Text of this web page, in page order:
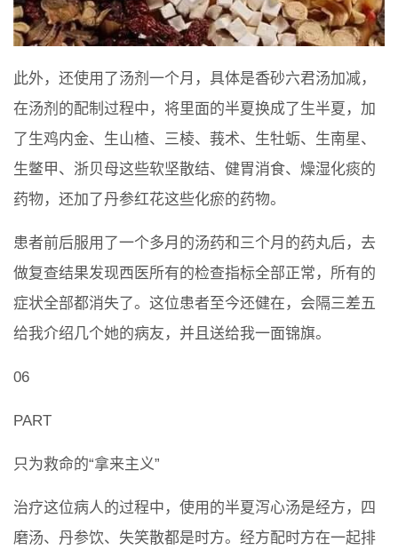
此外，还使用了汤剂一个月，具体是香砂六君汤加减，
在汤剂的配制过程中，将里面的半夏换成了生半夏，加
了生鸡内金、生山楂、三棱、莪术、生牡蛎、生南星、
生鳖甲、浙贝母这些软坚散结、健胃消食、燥湿化痰的
药物，还加了丹参红花这些化瘀的药物。
患者前后服用了一个多月的汤药和三个月的药丸后，去
做复查结果发现西医所有的检查指标全部正常，所有的
症状全部都消失了。这位患者至今还健在，会隔三差五
给我介绍几个她的病友，并且送给我一面锦旗。
06
PART
只为救命的“拿来主义”
治疗这位病人的过程中，使用的半夏泻心汤是经方，四
磨汤、丹参饮、失笑散都是时方。经方配时方在一起排